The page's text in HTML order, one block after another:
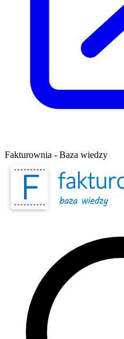
Fakturownia - Baza wiedzy